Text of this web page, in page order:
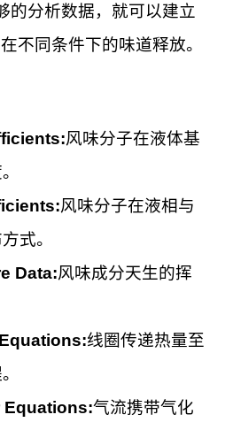
的分析数据，就可以建立
不同条件下的味道释放。
风味分子在液体基
风味分子在液相与
式。
Data:风味成分天生的挥
线圈传递热量至
Equations:气流携带气化